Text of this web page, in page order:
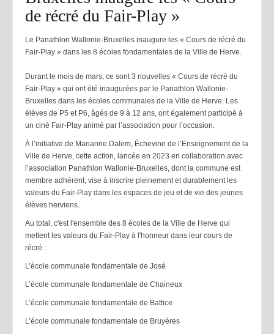
de récré du Fair-Play »
Le Panathlon Wallonie-Bruxelles inaugure les « Cours de récré du
Fair-Play » dans les 8 écoles fondamentales de la Ville de Herve.
Durant le mois de mars, ce sont 3 nouvelles « Cours de récré du
Fair-Play » qui ont été inaugurées par le Panathlon Wallonie-
Bruxelles dans les écoles communales de la Ville de Herve. Les
élèves de P5 et P6, âgés de 9 à 12 ans, ont également participé à
un ciné Fair-Play animé par l’association pour l’occasion.
À l’initiative de Marianne Dalem, Échevine de l’Enseignement de la
Ville de Herve, cette action, lancée en 2023 en collaboration avec
l’association Panathlon Wallonie-Bruxelles, dont la commune est
membre adhérent, vise à inscrire pleinement et durablement les
valeurs du Fair-Play dans les espaces de jeu et de vie des jeunes
élèves herviens.
Au total, c'est l'ensemble des 8 écoles de la Ville de Herve qui
mettent les valeurs du Fair-Play à l'honneur dans leur cours de
récré :
L’école communale fondamentale de José
L’école communale fondamentale de Chaineux
L’école communale fondamentale de Battice
L’école communale fondamentale de Bruyères